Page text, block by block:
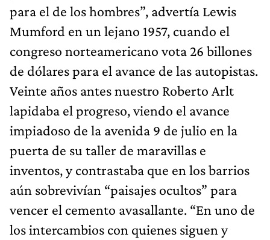
para el de los hombres”, advertía Lewis
Mumford en un lejano 1957, cuando el
congreso norteamericano vota 26 billones
de dólares para el avance de las autopistas.
Veinte años antes nuestro Roberto Arlt
lapidaba el progreso, viendo el avance
impiadoso de la avenida 9 de julio en la
puerta de su taller de maravillas e
inventos, y contrastaba que en los barrios
aún sobrevivían “paisajes ocultos” para
vencer el cemento avasallante. “En uno de
los intercambios con quienes siguen y